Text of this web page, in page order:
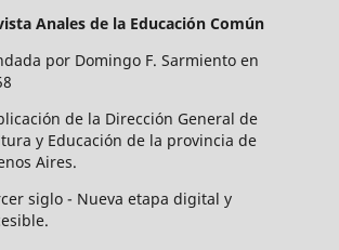
Anales de la Educación Común
por Domingo F. Sarmiento en
de la Dirección General de
y Educación de la provincia de
Aires.
siglo - Nueva etapa digital y